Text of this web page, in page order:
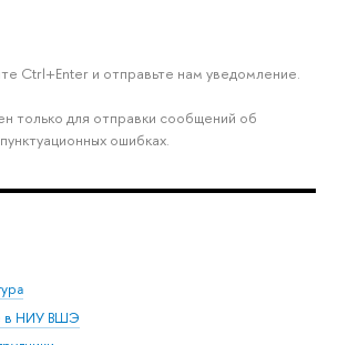
Ctrl+Enter и отправьте нам уведомление.
только для отправки сообщений об
ошибках.
в НИУ ВШЭ